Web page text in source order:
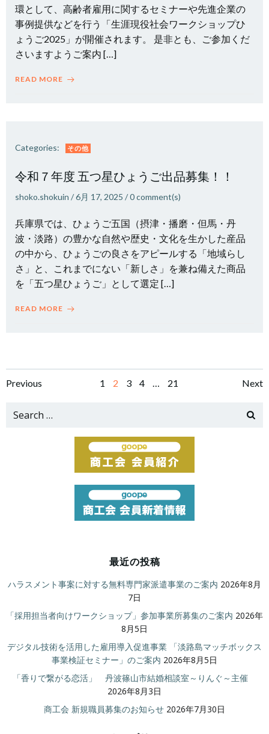
環として、高齢者雇用に関するセミナーや先進企業の
事例提供などを行う「生涯現役社会ワークショップひ
ょうご2025」が開催されます。 是非とも、ご参加くだ
さいますようご案内 […]
READ MORE
Categories: その他
令和７年度 五つ星ひょうご出品募集！！
shoko.shokuin /6月 17, 2025 /0comment(s)
兵庫県では、ひょうご五国（摂津・播磨・但馬・丹
波・淡路）の豊かな自然や歴史・文化を生かした産品
の中から、ひょうごの良さをアピールする「地域らし
さ」と、これまでにない「新しさ」を兼ね備えた商品
を「五つ星ひょうご」として選定 […]
READ MORE
Posts
navigation
Previous
Posts
navigation
Page
1 Page
2 Page
3 Page
4 … Page
21 Next
Search
最近の投稿
ハラスメント事案に対する無料専門家派遣事業のご案内 2026年8月
7日
「採用担当者向けワークショップ」参加事業所募集のご案内 2026年
8月5日
デジタル技術を活用した雇用導入促進事業 「淡路島マッチボックス
事業検証セミナー」のご案内 2026年8月5日
「香りで繋がる恋活」 丹波篠山市結婚相談室～りんぐ～主催
2026年8月3日
商工会 新規職員募集のお知らせ 2026年7月30日